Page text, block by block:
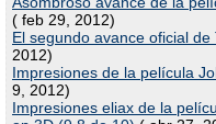
( feb 29, 2012)
El segundo avance oficial de
2012)
Impresiones de la película
9, 2012)
Impresiones eliax de la